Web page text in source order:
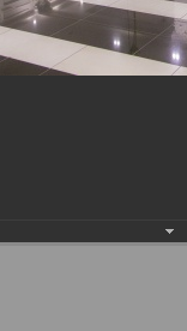
на
нашей компании
и улучшение